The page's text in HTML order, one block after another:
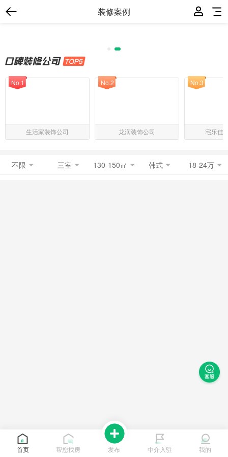
装修案例
生活家装饰公司
No.1
龙润装饰公司
No.2
宅乐佳
No.3
不限 三室 130-150㎡ 韩式 18-24万
首页 帮您找房 发布 中介入驻 我的